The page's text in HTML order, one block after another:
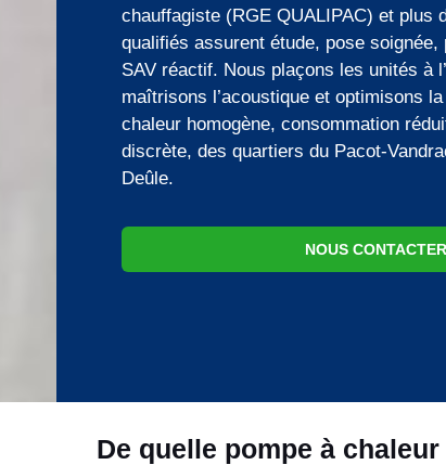
chauffagiste (RGE QUALIPAC) et plus
qualifiés assurent étude, pose soignée,
SAV réactif. Nous plaçons les unités à
maîtrisons l’acoustique et optimisons
chaleur homogène, consommation
discrète, des quartiers du Pacot-
Deûle.
NOUS CONTACTER
De quelle pompe à